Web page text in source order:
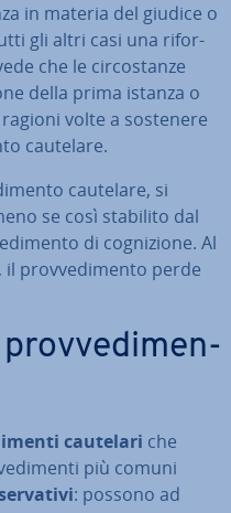
in materia del giudice o
gli altri casi una ri­for­
che le cir­co­stan­ze
della prima istanza o
volte a sostenere
cautelare.
cautelare, si
se così stabilito dal
di co­gni­zio­ne. Al
prov­ve­di­men­to perde
prov­ve­di­men­
cautelari che
più comuni
: possono ad